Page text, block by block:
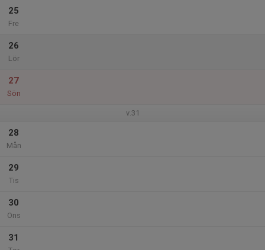
25
Fre
26
Lör
27
Sön
v.31
28
Mån
29
Tis
30
Ons
31